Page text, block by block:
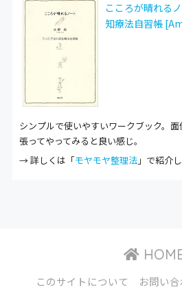
こころが晴れる
知療法自習帳
シンプルで使いやすいワークブック。
張ってやってみると良い感じ。
→ 詳しくは「モヤモヤ整理法」で紹介し
このサイトについて お問い